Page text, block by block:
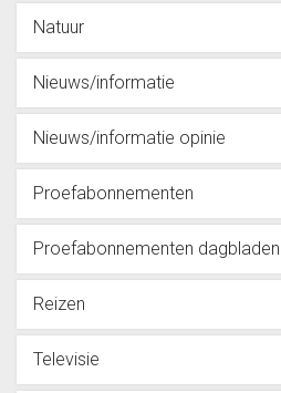
Natuur
Nieuws/informatie
Nieuws/informatie opinie
Proefabonnementen
Proefabonnementen
Reizen
Televisie